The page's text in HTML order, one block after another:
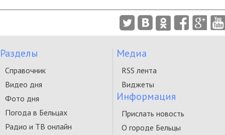
Разделы
Справочник
Видео дня
Фото дня
Погода в Бельцах
Радио и ТВ онлайн
Медиа
RSS лента
Виджеты
Информация
Прислать новость
О городе Бельцы